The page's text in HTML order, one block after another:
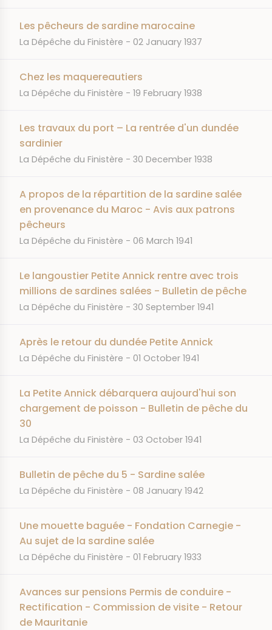
Les pêcheurs de sardine marocaine
JOURNAL
La Dépêche du Finistère DATE
02 January 1937
Chez les maquereautiers
JOURNAL
La Dépêche du Finistère DATE
19 February 1938
Les travaux du port – La rentrée d'un dundée
sardinier
JOURNAL
La Dépêche du Finistère DATE
30 December 1938
A propos de la répartition de la sardine salée
en provenance du Maroc - Avis aux patrons
pêcheurs
JOURNAL
La Dépêche du Finistère DATE
06 March 1941
Le langoustier Petite Annick rentre avec trois
millions de sardines salées - Bulletin de pêche
JOURNAL
La Dépêche du Finistère DATE
30 September 1941
Après le retour du dundée Petite Annick
JOURNAL
La Dépêche du Finistère DATE
01 October 1941
La Petite Annick débarquera aujourd'hui son
chargement de poisson - Bulletin de pêche du
30
JOURNAL
La Dépêche du Finistère DATE
03 October 1941
Bulletin de pêche du 5 - Sardine salée
JOURNAL
La Dépêche du Finistère DATE
08 January 1942
Une mouette baguée - Fondation Carnegie -
Au sujet de la sardine salée
JOURNAL
La Dépêche du Finistère DATE
01 February 1933
Avances sur pensions Permis de conduire -
Rectification - Commission de visite - Retour
de Mauritanie